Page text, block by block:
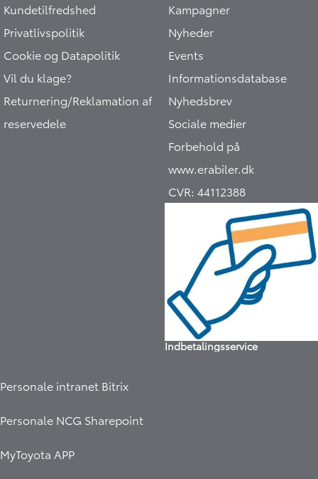
Kundetilfredshed
Privatlivspolitik
Cookie og Datapolitik
Vil du klage?
Returnering/Reklamation af
reservedele
Kampagner
Nyheder
Events
Informationsdatabase
Nyhedsbrev
Sociale medier
Forbehold på
www.erabiler.dk
CVR:44112388
Indbetalingsservice
Personale intranet Bitrix
Personale NCG Sharepoint
MyToyota APP